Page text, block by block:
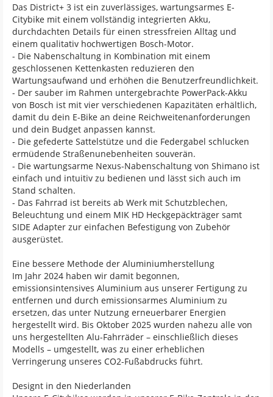
Das District+ 3 ist ein zuverlässiges, wartungsarmes E-
Citybike mit einem vollständig integrierten Akku,
durchdachten Details für einen stressfreien Alltag und
einem qualitativ hochwertigen Bosch-Motor.
- Die Nabenschaltung in Kombination mit einem
geschlossenen Kettenkasten reduzieren den
Wartungsaufwand und erhöhen die Benutzerfreundlichkeit.
- Der sauber im Rahmen untergebrachte PowerPack-Akku
von Bosch ist mit vier verschiedenen Kapazitäten erhältlich,
damit du dein E-Bike an deine Reichweitenanforderungen
und dein Budget anpassen kannst.
- Die gefederte Sattelstütze und die Federgabel schlucken
ermüdende Straßenunebenheiten souverän.
- Die wartungsarme Nexus-Nabenschaltung von Shimano ist
einfach und intuitiv zu bedienen und lässt sich auch im
Stand schalten.
- Das Fahrrad ist bereits ab Werk mit Schutzblechen,
Beleuchtung und einem MIK HD Heckgepäckträger samt
SIDE Adapter zur einfachen Befestigung von Zubehör
ausgerüstet.
Eine bessere Methode der Aluminiumherstellung
Im Jahr 2024 haben wir damit begonnen,
emissionsintensives Aluminium aus unserer Fertigung zu
entfernen und durch emissionsarmes Aluminium zu
ersetzen, das unter Nutzung erneuerbarer Energien
hergestellt wird. Bis Oktober 2025 wurden nahezu alle von
uns hergestellten Alu-Fahrräder – einschließlich dieses
Modells – umgestellt, was zu einer erheblichen
Verringerung unseres CO2-Fußabdrucks führt.
Designt in den Niederlanden